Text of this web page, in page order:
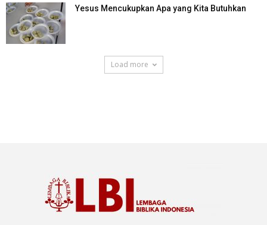
Yesus Mencukupkan Apa yang Kita Butuhkan
Load more